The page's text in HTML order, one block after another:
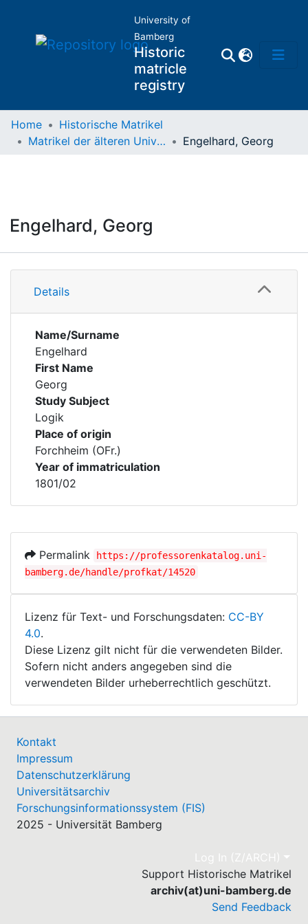
University of
Bamberg
Historic
matricle
registry
Professors
Home
Historische Matrikel
Matrikel der älteren Universität
Engelhard, Georg
Engelhard, Georg
Details
Details
Name/Surname
Engelhard
First Name
Georg
Study Subject
Logik
Place of origin
Forchheim (OFr.)
Year of immatriculation
1801/02
Permalink
https://professorenkatalog.uni-
bamberg.de/handle/profkat/14520
Lizenz für Text- und Forschungsdaten: CC-BY
4.0.
Diese Lizenz gilt nicht für die verwendeten Bilder.
Sofern nicht anders angegeben sind die
verwendeten Bilder urheberrechtlich geschützt.
Kontakt
Impressum
Datenschutzerklärung
Universitätsarchiv
Forschungsinformationssystem (FIS)
2025 - Universität Bamberg
Log In (Z/ARCH)
Support Historische Matrikel
archiv(at)uni-bamberg.de
Send Feedback